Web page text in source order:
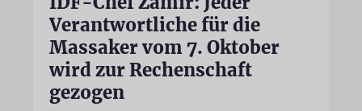
Verantwortliche für die
Massaker vom 7. Oktober
wird zur Rechenschaft
gezogen